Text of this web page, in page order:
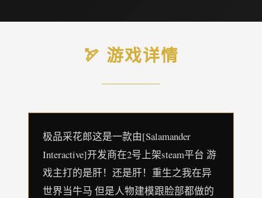
🏹 游戏详情
极品采花郎这是一款由[Salamander
Interactive]开发商在2号上架steam平台 游
戏主打的是肝！还是肝！重生之我在异
世界当牛马 但是人物建模跟脸部都做的